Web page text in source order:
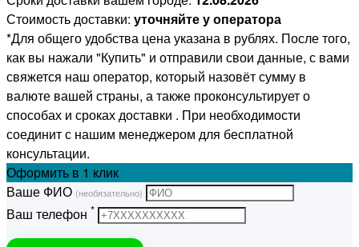
Стоимость доставки: уточняйте у оператора
*Для общего удобства цена указана в рублях. После того,
как вы нажали "Купить" и отправили свои данные, с вами
свяжется наш оператор, который назовёт сумму в
валюте вашей страны, а также проконсультирует о
способах и сроках доставки . При необходимости
соединит с нашим менеджером для бесплатной
консультации.
Оформить в 1 клик
Ваше ФИО (необязательно)
Ваш телефон *